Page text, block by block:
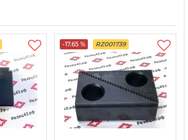
-17.65 % RZ001739